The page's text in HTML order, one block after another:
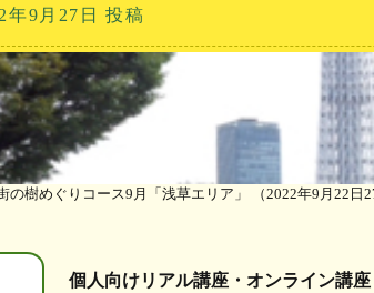
年9月27日 投稿
の樹めぐりコース9月「浅草エリア」 （2022年9月22日
個人向けリアル講座・オンライン講座